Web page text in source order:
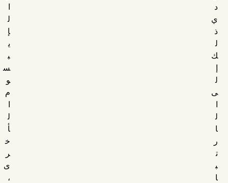
د
ي
ذ
ل
ك
إ
ل
ى
ا
ل
ا
ر
ت
ب
ا
ا
ل
إ
ي
ب
س
و
م
ا
ل
أ
خ
ر
ى
،